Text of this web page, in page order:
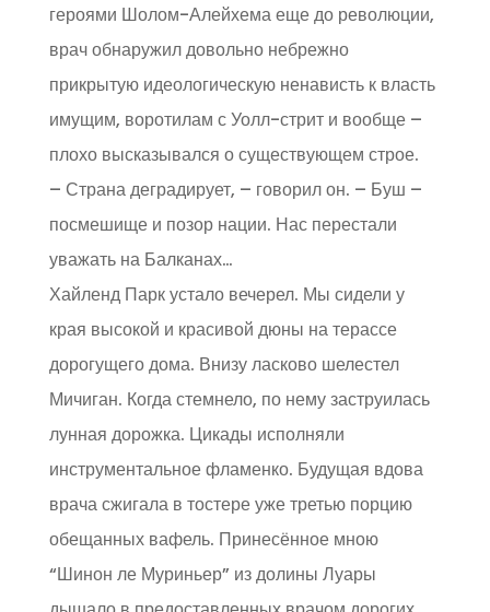
героями Шолом-Алейхема еще до революции,
врач обнаружил довольно небрежно
прикрытую идеологическую ненависть к власть
имущим, воротилам с Уолл-стрит и вообще –
плохо высказывался о существующем строе.
– Страна деградирует, – говорил он. – Буш –
посмешище и позор нации. Нас перестали
уважать на Балканах…
Хайленд Парк устало вечерел. Мы сидели у
края высокой и красивой дюны на терассе
дорогущего дома. Внизу ласково шелестел
Мичиган. Когда стемнело, по нему заструилась
лунная дорожка. Цикады исполняли
инструментальное фламенко. Будущая вдова
врача сжигала в тостере уже третью порцию
обещанных вафель. Принесённое мною
“Шинон ле Муриньер” из долины Луары